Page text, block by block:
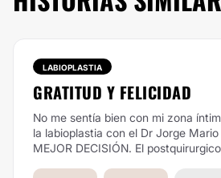
LABIOPLASTIA
GRATITUD Y FELICIDAD
No me sentía bien con mi zona
la labioplastia con el Dr Jorge Mario
MEJOR DECISIÓN. El